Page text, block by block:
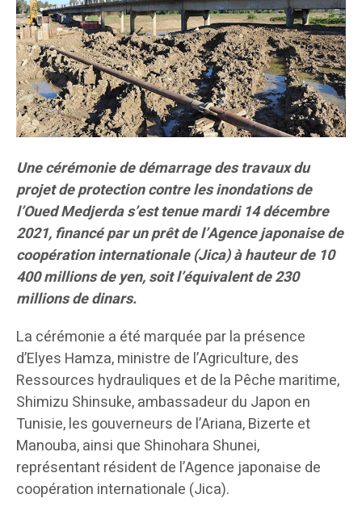
Une cérémonie de démarrage des travaux du
projet de protection contre les inondations de
l’Oued Medjerda s’est tenue mardi 14 décembre
2021, financé par un prêt de l’Agence japonaise de
coopération internationale (Jica) à hauteur de 10
400 millions de yen, soit l’équivalent de 230
millions de dinars.
La cérémonie a été marquée par la présence
d’Elyes Hamza, ministre de l’Agriculture, des
Ressources hydrauliques et de la Pêche maritime,
Shimizu Shinsuke, ambassadeur du Japon en
Tunisie, les gouverneurs de l’Ariana, Bizerte et
Manouba, ainsi que Shinohara Shunei,
représentant résident de l’Agence japonaise de
coopération internationale (Jica).